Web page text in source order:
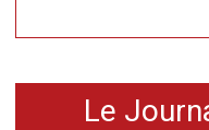
Le